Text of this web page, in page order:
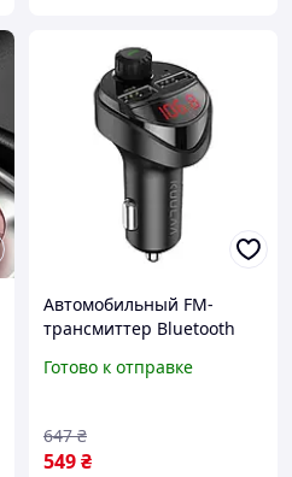
Автомобильный FM-
трансмиттер Bluetooth
зарядным устройством в
KUULAA Dual Usb (LC01)
Черный
Готово к отправке
549₴
647 ₴